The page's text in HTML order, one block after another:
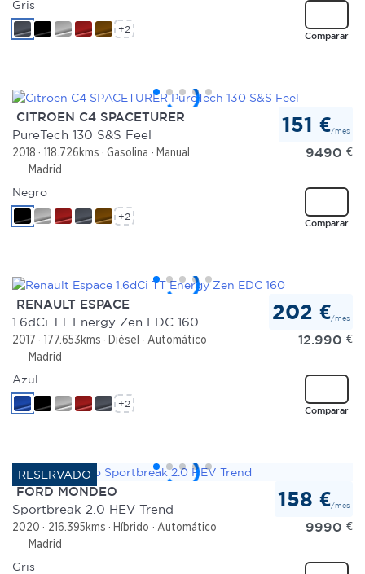
Comparar
Gris
+2
CITROEN C4 SPACETURER
PureTech 130 S&S Feel
2018 118.726kms Gasolina
Manual
Madrid
151 €/mes
9490 €
Comparar
Negro
+2
RENAULT ESPACE
1.6dCi TT Energy Zen EDC 160
2017 177.653kms Diésel
Automático
Madrid
202 €/mes
12.990 €
Comparar
Azul
+2
FORD MONDEO
Sportbreak 2.0 HEV Trend
2020 216.395kms Híbrido
Automático
Madrid
158 €/mes
9990 €
Gris